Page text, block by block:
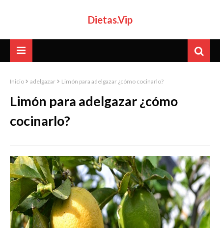
Dietas.Vip
Inicio adelgazar Limón para adelgazar ¿cómo cocinarlo?
Limón para adelgazar ¿cómo
cocinarlo?